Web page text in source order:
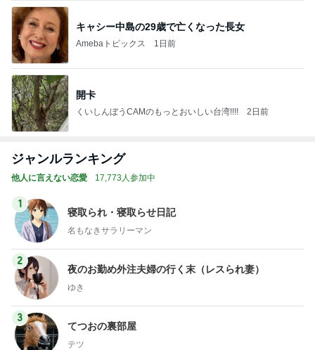
キャシー中島の29歳で亡くなった長女
Amebaトピックス 1日前
開卡
くいしんぼうCAMのもっとおいしい台湾!!!! 2日前
ジャンルランキング
他人に言えない恋愛 17,773人参加中
1
寝取られ・寝取らせ日記
名もなきサラリーマン
2
夜のお勤め外注夫婦の行く末（レスられ妻）
ゆき
3
てつおの裏部屋
テツ